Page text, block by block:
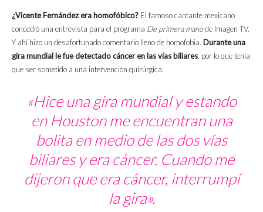
¿Vicente Fernández era homofóbico? El famoso cantante mexicano
concedió una entrevista para el programa De primera manode Imagen TV.
Y ahí hizo un desafortunado comentario lleno de homofobia. Durante una
gira mundial le fue detectado cáncer en las vías biliares , por lo que tenía
que ser sometido a una intervención quirúrgica.
«Hice una gira mundial y estando
en Houston me encuentran una
bolita en medio de las dos vías
biliares y era cáncer. Cuando me
dijeron que era cáncer, interrumpí
la gira».